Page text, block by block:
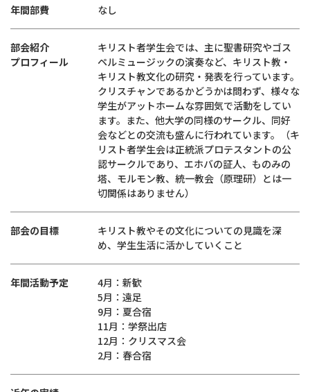
年間部費 なし
部会紹介
プロフィール
キリスト者学生会では、主に聖書研究やゴス
ペルミュージックの演奏など、キリスト教・
キリスト教文化の研究・発表を行っています。
クリスチャンであるかどうかは問わず、様々な
学生がアットホームな雰囲気で活動をしてい
ます。また、他大学の同様のサークル、同好
会などとの交流も盛んに行われています。（キ
リスト者学生会は正統派プロテスタントの公
認サークルであり、エホバの証人、ものみの
塔、モルモン教、統一教会（原理研）とは一
切関係はありません）
部会の目標
キリスト教やその文化についての見識を深
め、学生生活に活かしていくこと
年間活動予定
4月：新歓
5月：遠足
9月：夏合宿
11月：学祭出店
12月：クリスマス会
2月：春合宿